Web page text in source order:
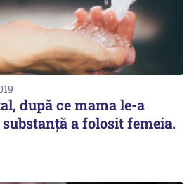
după ce mama le-a
substanță a folosit femeia.